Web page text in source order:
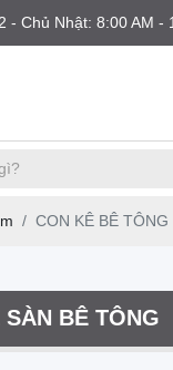
- Chủ Nhật: 8:00 AM -
CON KÊ BÊ TÔNG
SÀN BÊ TÔNG